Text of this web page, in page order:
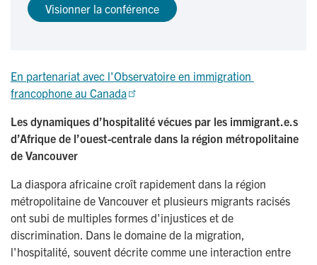
Visionner la conférence
En partenariat avec l'Observatoire en immigration
francophone au Canada
Les dynamiques d’hospitalité vécues par les immigrant.e.s
d’Afrique de l’ouest-centrale dans la région métropolitaine
de Vancouver
La diaspora africaine croît rapidement dans la région
métropolitaine de Vancouver et plusieurs migrants racisés
ont subi de multiples formes d'injustices et de
discrimination. Dans le domaine de la migration,
l'hospitalité, souvent décrite comme une interaction entre